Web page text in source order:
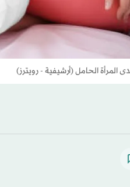
المرأة الحامل (أرشيفية - رويترز)